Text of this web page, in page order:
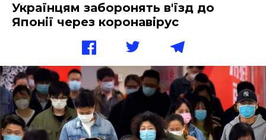
Українцям заборонять в'їзд до
Японії через коронавірус